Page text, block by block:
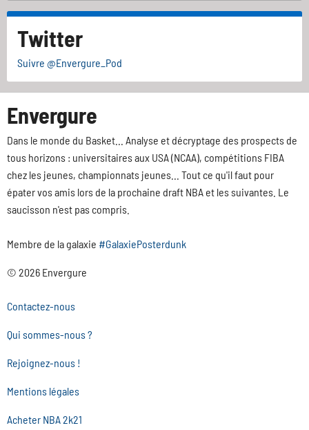
Twitter
Suivre @Envergure_Pod
Envergure
Dans le monde du Basket... Analyse et décryptage des prospects de
tous horizons : universitaires aux USA (NCAA), compétitions FIBA
chez les jeunes, championnats jeunes... Tout ce qu'il faut pour
épater vos amis lors de la prochaine draft NBA et les suivantes. Le
saucisson n'est pas compris.
Membre de la galaxie #GalaxiePosterdunk
© 2026 Envergure
Contactez-nous
Qui sommes-nous ?
Rejoignez-nous !
Mentions légales
Acheter NBA 2k21